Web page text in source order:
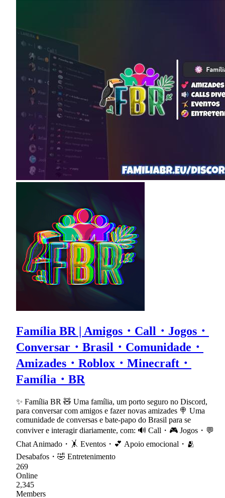
Família BR | Amigos・Call・Jogos・
Conversar・Brasil・Comunidade・
Amizades・Roblox・Minecraft・
Família・BR
✨ Família BR 🧸 Uma família, um porto seguro no Discord,
para conversar com amigos e fazer novas amizades 🍭 Uma
comunidade de conversas e bate-papo do Brasil para se
conviver e interagir diariamente, com: 🔊 Call・🎮 Jogos・💬
Chat Animado・🤸 Eventos・💕 Apoio emocional・🫂
Desabafos・🤣 Entretenimento
269
Online
2,345
Members